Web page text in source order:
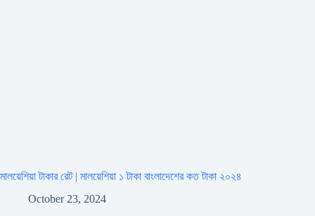
মালয়েশিয়া টাকার রেট | মালয়েশিয়া ১ টাকা বাংলাদেশের কত টাকা ২০২৪
October 23, 2024